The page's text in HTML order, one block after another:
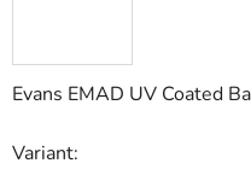
Evans EMAD UV Coated
Variant: